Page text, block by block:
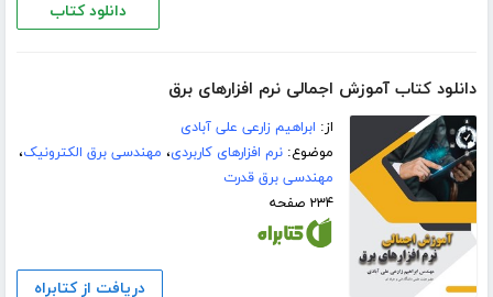
دانلود کتاب
دانلود کتاب آموزش اجمالی نرم افزار‌های برق
از: ابراهیم زارعی علی آبادی
موضوع:نرم افزارهای کاربردی، مهندسی برق الکترونیک،
مهندسی برق قدرت
۲۳۴ صفحه
دریافت از کتابراه